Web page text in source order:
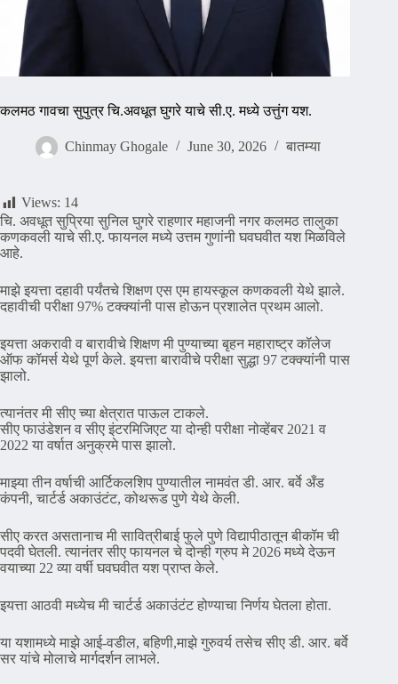
कलमठ गावचा सुपुत्र चि.अवधूत घुगरे याचे सी.ए. मध्ये उत्तुंग यश.
Chinmay Ghogale June 30, 2026 बातम्या
Views: 14
चि. अवधूत सुप्रिया सुनिल घुगरे राहणार महाजनी नगर कलमठ तालुका
कणकवली याचे सी.ए. फायनल मध्ये उत्तम गुणांनी घवघवीत यश मिळविले
आहे.
माझे इयत्ता दहावी पर्यंतचे शिक्षण एस एम हायस्कूल कणकवली येथे झाले.
दहावीची परीक्षा 97% टक्क्यांनी पास होऊन प्रशालेत प्रथम आलो.
इयत्ता अकरावी व बारावीचे शिक्षण मी पुण्याच्या बृहन महाराष्ट्र कॉलेज
ऑफ कॉमर्स येथे पूर्ण केले. इयत्ता बारावीचे परीक्षा सुद्धा 97 टक्क्यांनी पास
झालो.
त्यानंतर मी सीए च्या क्षेत्रात पाऊल टाकले.
सीए फाउंडेशन व सीए इंटरमिजिएट या दोन्ही परीक्षा नोव्हेंबर 2021 व
2022 या वर्षात अनुक्रमे पास झालो.
माझ्या तीन वर्षाची आर्टिकलशिप पुण्यातील नामवंत डी. आर. बर्वे अँड
कंपनी, चार्टर्ड अकाउंटंट, कोथरूड पुणे येथे केली.
सीए करत असतानाच मी सावित्रीबाई फुले पुणे विद्यापीठातून बीकॉम ची
पदवी घेतली. त्यानंतर सीए फायनल चे दोन्ही ग्रुप मे 2026 मध्ये देऊन
वयाच्या 22 व्या वर्षी घवघवीत यश प्राप्त केले.
इयत्ता आठवी मध्येच मी चार्टर्ड अकाउंटंट होण्याचा निर्णय घेतला होता.
या यशामध्ये माझे आई-वडील, बहिणी,माझे गुरुवर्य तसेच सीए डी. आर. बर्वे
सर यांचे मोलाचे मार्गदर्शन लाभले.